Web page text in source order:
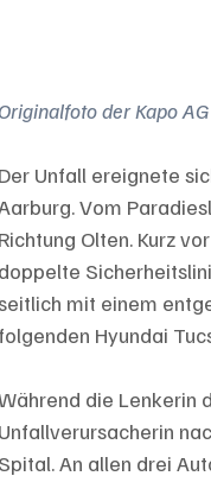
der Kapo AG
Der Unfall ereignete
Vom
Richtung Olten. Kurz
doppelte
mit einem
folgenden Hyundai
die Lenkerin
Unfallverursacherin
Spital. An allen drei